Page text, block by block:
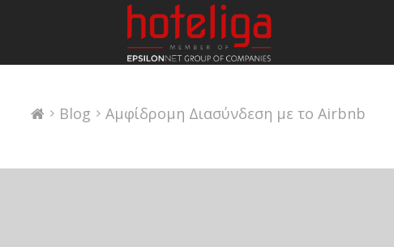
Blog Αμφίδρομη Διασύνδεση με το Airbnb